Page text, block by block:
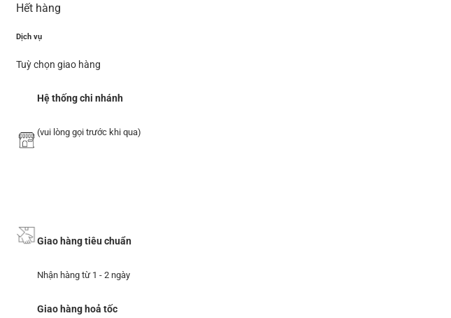
Hết hàng
Dịch vụ
Tuỳ chọn giao hàng
Hệ thống chi nhánh
(vui lòng gọi trước khi qua)
Giao hàng tiêu chuẩn
Nhận hàng từ 1 - 2 ngày
Giao hàng hoả tốc